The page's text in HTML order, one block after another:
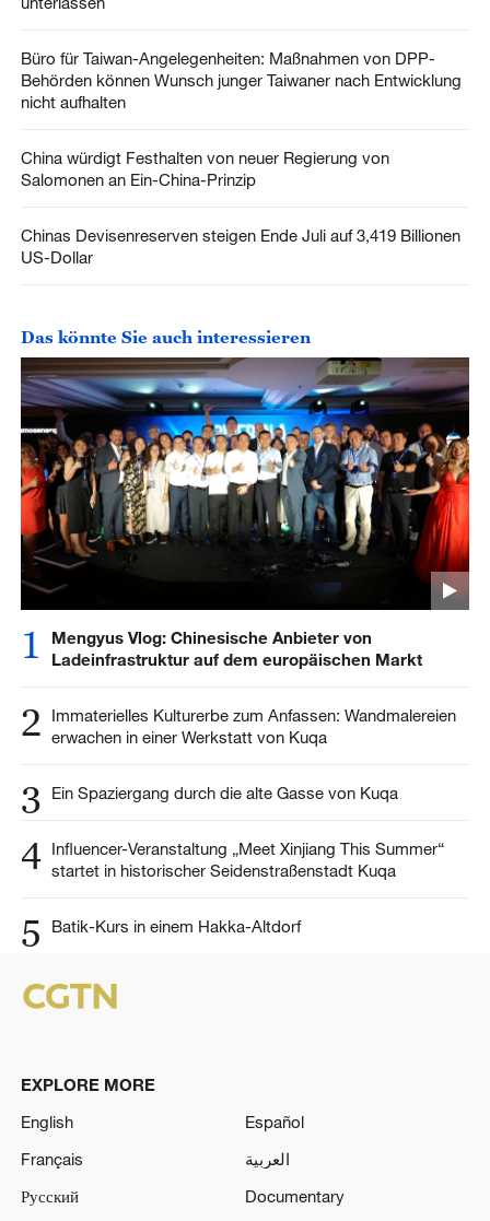
Büro für Taiwan-Angelegenheiten: Maßnahmen von DPP-
Behörden können Wunsch junger Taiwaner nach Entwicklung
nicht aufhalten
China würdigt Festhalten von neuer Regierung von
Salomonen an Ein-China-Prinzip
Chinas Devisenreserven steigen Ende Juli auf 3,419 Billionen
US-Dollar
Das könnte Sie auch interessieren
1
Mengyus Vlog: Chinesische Anbieter von
Ladeinfrastruktur auf dem europäischen Markt
2
Immaterielles Kulturerbe zum Anfassen: Wandmalereien
erwachen in einer Werkstatt von Kuqa
3 Ein Spaziergang durch die alte Gasse von Kuqa
4 Influencer-Veranstaltung „Meet Xinjiang This Summer“
startet in historischer Seidenstraßenstadt Kuqa
5 Batik-Kurs in einem Hakka-Altdorf
EXPLORE MORE
English
Español
Français
العربية
Русский
Documentary